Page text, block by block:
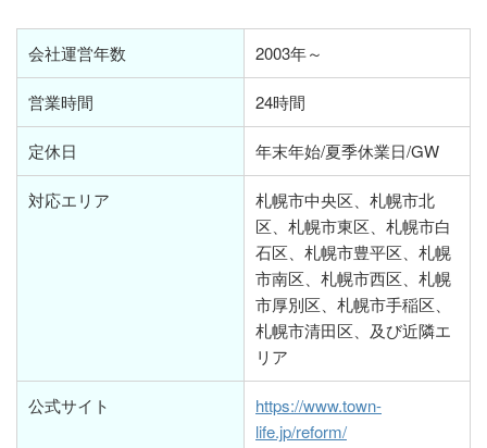
会社運営年数 2003年～
営業時間 24時間
定休日 年末年始/夏季休業日/GW
対応エリア
札幌市中央区、札幌市北
区、札幌市東区、札幌市白
石区、札幌市豊平区、札幌
市南区、札幌市西区、札幌
市厚別区、札幌市手稲区、
札幌市清田区、及び近隣エ
リア
公式サイト
https://www.town-
life.jp/reform/